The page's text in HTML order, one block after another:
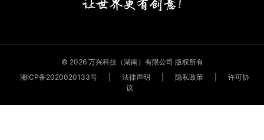
© 2026 万兴科技（湖南）有限公司 版权所有
湘ICP备2020020133号
法律声明 隐私政策
许可协
议